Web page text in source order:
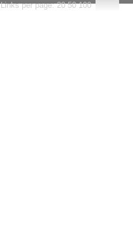
Links per page:20 50 100